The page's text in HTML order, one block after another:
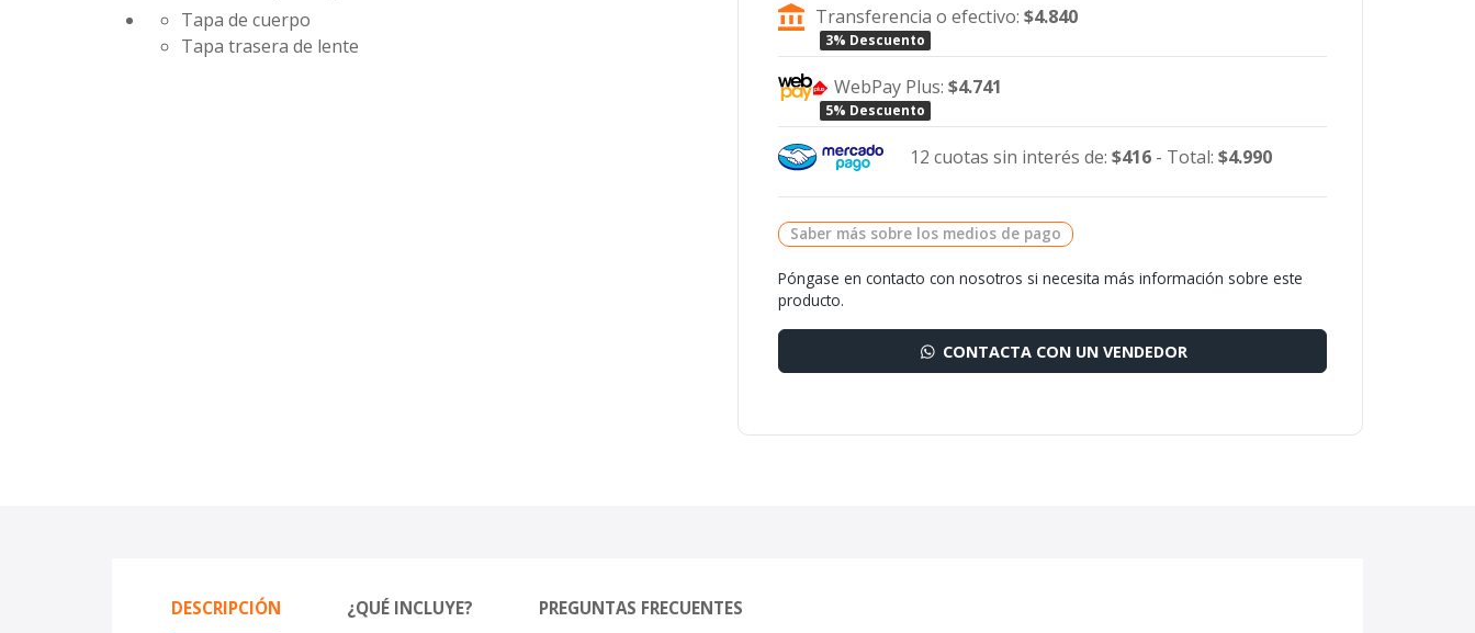
Tapa de cuerpo
Tapa trasera de lente
Transferencia o efectivo:$4.840
3% Descuento
WebPay Plus:$4.741
5% Descuento
12 cuotas sin interés de: $416- Total: $4.990
Saber más sobre los medios de pago
Póngase en contacto con nosotros si necesita más información sobre este
producto.
CONTACTA CON UN VENDEDOR
DESCRIPCIÓN ¿QUÉ INCLUYE? PREGUNTAS FRECUENTES